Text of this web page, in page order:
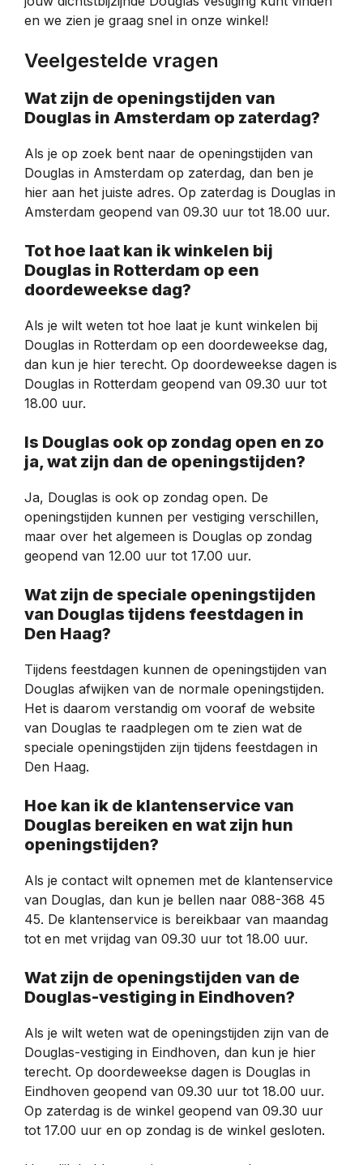
en we zien je graag snel in onze winkel!
Veelgestelde vragen
Wat zijn de openingstijden van
Douglas in Amsterdam op zaterdag?
Als je op zoek bent naar de openingstijden van
Douglas in Amsterdam op zaterdag, dan ben je
hier aan het juiste adres. Op zaterdag is Douglas in
Amsterdam geopend van 09.30 uur tot 18.00 uur.
Tot hoe laat kan ik winkelen bij
Douglas in Rotterdam op een
doordeweekse dag?
Als je wilt weten tot hoe laat je kunt winkelen bij
Douglas in Rotterdam op een doordeweekse dag,
dan kun je hier terecht. Op doordeweekse dagen is
Douglas in Rotterdam geopend van 09.30 uur tot
18.00 uur.
Is Douglas ook op zondag open en zo
ja, wat zijn dan de openingstijden?
Ja, Douglas is ook op zondag open. De
openingstijden kunnen per vestiging verschillen,
maar over het algemeen is Douglas op zondag
geopend van 12.00 uur tot 17.00 uur.
Wat zijn de speciale openingstijden
van Douglas tijdens feestdagen in
Den Haag?
Tijdens feestdagen kunnen de openingstijden van
Douglas afwijken van de normale openingstijden.
Het is daarom verstandig om vooraf de website
van Douglas te raadplegen om te zien wat de
speciale openingstijden zijn tijdens feestdagen in
Den Haag.
Hoe kan ik de klantenservice van
Douglas bereiken en wat zijn hun
openingstijden?
Als je contact wilt opnemen met de klantenservice
van Douglas, dan kun je bellen naar 088-368 45
45. De klantenservice is bereikbaar van maandag
tot en met vrijdag van 09.30 uur tot 18.00 uur.
Wat zijn de openingstijden van de
Douglas-vestiging in Eindhoven?
Als je wilt weten wat de openingstijden zijn van de
Douglas-vestiging in Eindhoven, dan kun je hier
terecht. Op doordeweekse dagen is Douglas in
Eindhoven geopend van 09.30 uur tot 18.00 uur.
Op zaterdag is de winkel geopend van 09.30 uur
tot 17.00 uur en op zondag is de winkel gesloten.